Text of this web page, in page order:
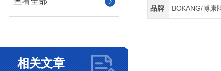
相关文章
品牌 BOKANG/博康